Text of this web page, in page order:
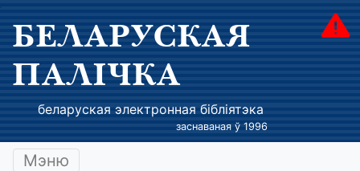
БЕЛАРУСКАЯ
ПАЛІЧКА
беларуская электронная бібліятэка
заснаваная ў 1996
Мэню